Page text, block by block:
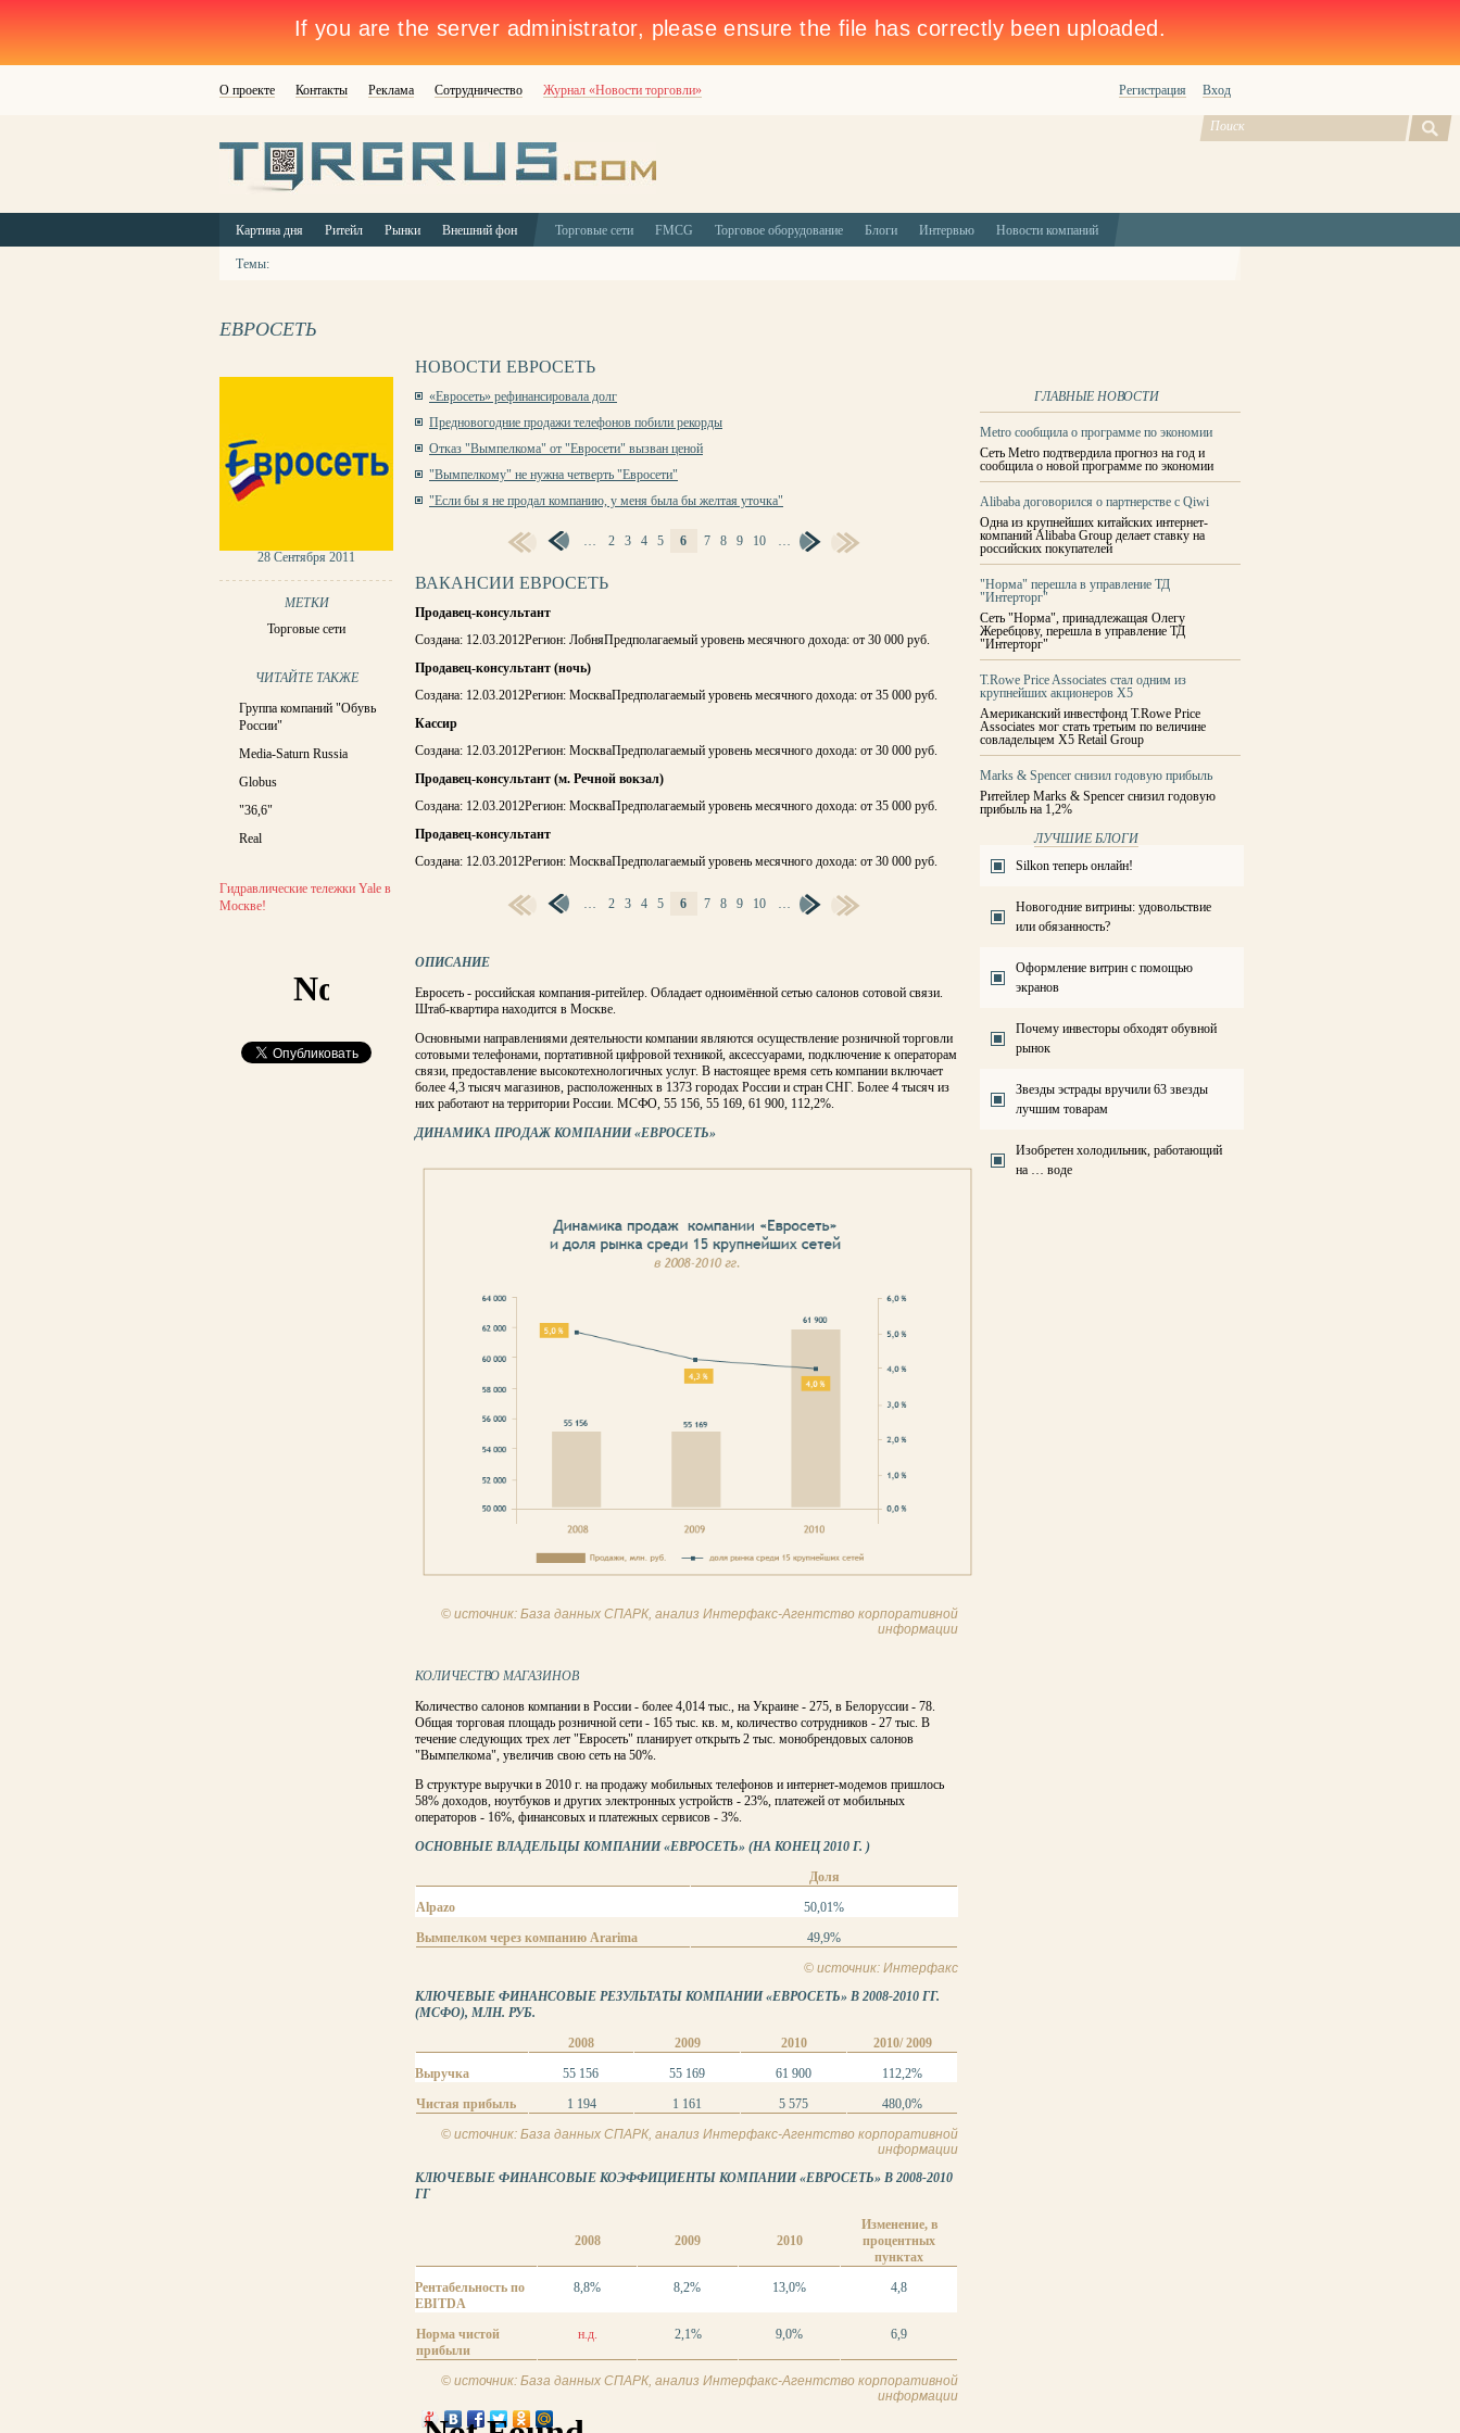
О проекте Контакты Реклама Сотрудничество Журнал «Новости торговли» Регистрация Вход
Картина дня Ритейл Рынки Внешний фон Торговые сети FMCG Торговое оборудование Блоги Интервью Новости компаний
Темы:
ЕВРОСЕТЬ
28 Сентября 2011
МЕТКИ
Торговые сети
ЧИТАЙТЕ ТАКЖЕ
Группа компаний "Обувь
России"
Media-Saturn Russia
Globus
"36,6"
Real
Гидравлические тележки Yale в
Москве!
НОВОСТИ ЕВРОСЕТЬ
«Евросеть» рефинансировала долг
Предновогодние продажи телефонов побили рекорды
Отказ "Вымпелкома" от "Евросети" вызван ценой
"Вымпелкому" не нужна четверть "Евросети"
"Если бы я не продал компанию, у меня была бы желтая уточка"
… 2 3 4 5 6 7 8 9 10 …
ВАКАНСИИ ЕВРОСЕТЬ
Продавец-консультант
Создана: 12.03.2012Регион: ЛобняПредполагаемый уровень месячного дохода: от 30 000 руб.
Продавец-консультант (ночь)
Создана: 12.03.2012Регион: МоскваПредполагаемый уровень месячного дохода: от 35 000 руб.
Кассир
Создана: 12.03.2012Регион: МоскваПредполагаемый уровень месячного дохода: от 30 000 руб.
Продавец-консультант (м. Речной вокзал)
Создана: 12.03.2012Регион: МоскваПредполагаемый уровень месячного дохода: от 35 000 руб.
Продавец-консультант
Создана: 12.03.2012Регион: МоскваПредполагаемый уровень месячного дохода: от 30 000 руб.
… 2 3 4 5 6 7 8 9 10 …
ОПИСАНИЕ
Евросеть - российская компания-ритейлер. Обладает одноимённой сетью салонов сотовой связи.
Штаб-квартира находится в Москве.
Основными направлениями деятельности компании являются осуществление розничной торговли
сотовыми телефонами, портативной цифровой техникой, аксессуарами, подключение к операторам
связи, предоставление высокотехнологичных услуг. В настоящее время сеть компании включает
более 4,3 тысяч магазинов, расположенных в 1373 городах России и стран СНГ. Более 4 тысяч из
них работают на территории России. МСФО, 55 156, 55 169, 61 900, 112,2%.
ДИНАМИКА ПРОДАЖ КОМПАНИИ «ЕВРОСЕТЬ»
© источник: База данных СПАРК, анализ Интерфакс-Агентство корпоративной
информации
КОЛИЧЕСТВО МАГАЗИНОВ
Количество салонов компании в России - более 4,014 тыс., на Украине - 275, в Белоруссии - 78.
Общая торговая площадь розничной сети - 165 тыс. кв. м, количество сотрудников - 27 тыс. В
течение следующих трех лет "Евросеть" планирует открыть 2 тыс. монобрендовых салонов
"Вымпелкома", увеличив свою сеть на 50%.
В структуре выручки в 2010 г. на продажу мобильных телефонов и интернет-модемов пришлось
58% доходов, ноутбуков и других электронных устройств - 23%, платежей от мобильных
операторов - 16%, финансовых и платежных сервисов - 3%.
ОСНОВНЫЕ ВЛАДЕЛЬЦЫ КОМПАНИИ «ЕВРОСЕТЬ» (НА КОНЕЦ 2010 Г. )
Доля
Alpazo
50,01%
Вымпелком через компанию Ararima
49,9%
© источник: Интерфакс
КЛЮЧЕВЫЕ ФИНАНСОВЫЕ РЕЗУЛЬТАТЫ КОМПАНИИ «ЕВРОСЕТЬ» В 2008-2010 ГГ.
(МСФО), МЛН. РУБ.
2008
2009 2010
2010/ 2009
Выручка
55 156 55 169 61 900
112,2%
Чистая прибыль
1 194 1 161 5 575
480,0%
© источник: База данных СПАРК, анализ Интерфакс-Агентство корпоративной
информации
КЛЮЧЕВЫЕ ФИНАНСОВЫЕ КОЭФФИЦИЕНТЫ КОМПАНИИ «ЕВРОСЕТЬ» В 2008-2010
ГГ
2008 2009 2010
Изменение, в
процентных
пунктах
Рентабельность по
EBITDA
8,8% 8,2% 13,0% 4,8
Норма чистой
прибыли
н.д. 2,1% 9,0% 6,9
© источник: База данных СПАРК, анализ Интерфакс-Агентство корпоративной
информации
ГЛАВНЫЕ НОВОСТИ
Metro сообщила о программе по экономии
Сеть Metro подтвердила прогноз на год и
сообщила о новой программе по экономии
Alibaba договорился о партнерстве с Qiwi
Одна из крупнейших китайских интернет-
компаний Alibaba Group делает ставку на
российских покупателей
"Норма" перешла в управление ТД
"Интерторг"
Сеть "Норма", принадлежащая Олегу
Жеребцову, перешла в управление ТД
"Интерторг"
T.Rowe Price Associates стал одним из
крупнейших акционеров X5
Американский инвестфонд T.Rowe Price
Associates мог стать третьим по величине
совладельцем Х5 Retail Group
Marks & Spencer снизил годовую прибыль
Ритейлер Marks & Spencer снизил годовую
прибыль на 1,2%
ЛУЧШИЕ БЛОГИ
Silkon теперь онлайн!
Новогодние витрины: удовольствие
или обязанность?
Оформление витрин с помощью
экранов
Почему инвесторы обходят обувной
рынок
Звезды эстрады вручили 63 звезды
лучшим товарам
Изобретен холодильник, работающий
на … воде